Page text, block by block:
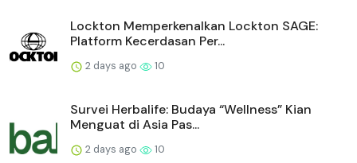
Lockton Memperkenalkan Lockton SAGE:
Platform Kecerdasan Per...
2 days ago 10
Survei Herbalife: Budaya “Wellness” Kian
Menguat di Asia Pas...
2 days ago 10